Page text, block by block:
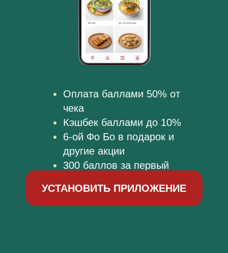
Оплата баллами 50% от
чека
Кэшбек баллами до 10%
6-ой Фо Бо в подарок и
другие акции
300 баллов за первый
УСТАНОВИТЬ ПРИЛОЖЕНИЕ